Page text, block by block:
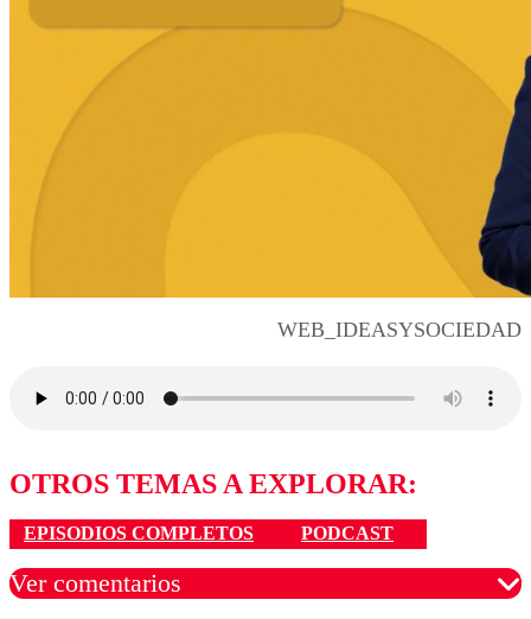
WEB_IDEASYSOCIEDAD
OTROS TEMAS A EXPLORAR:
EPISODIOS COMPLETOS PODCAST
Ver comentarios